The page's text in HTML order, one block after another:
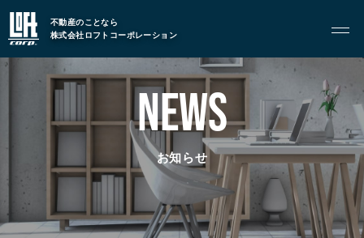
不動産のことなら
株式会社ロフトコーポレーション
GARAGE APART ガレージアパート
G BASE
ABOUT 私たちについて
- 会社概要
- スタッフ紹介
NEWS
お知らせ